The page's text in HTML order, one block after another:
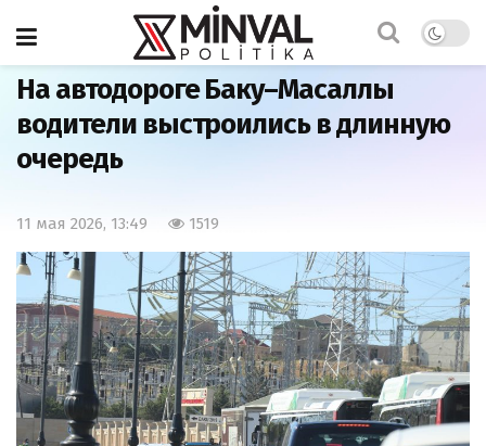
Главная Общество
На автодороге Баку–Масаллы
водители выстроились в длинную
очередь
11 мая 2026, 13:49 1519